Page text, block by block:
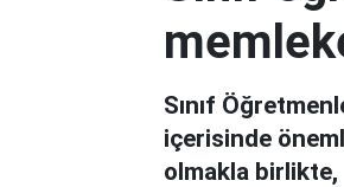
Sınıf
içerisinde
olmakla birlikte,